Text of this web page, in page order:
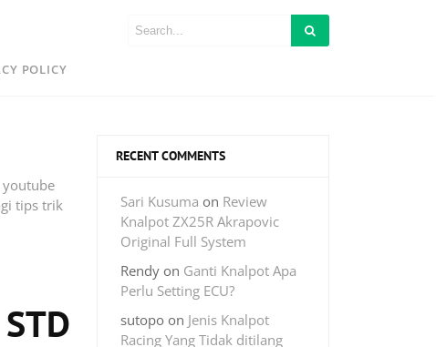
POLICY
youtube
tips trik
RECENT COMMENTS
Sari Kusuma on Review
Knalpot ZX25R Akrapovic
Original Full System
Rendy on Ganti Knalpot Apa
Perlu Setting ECU?
sutopo on Jenis Knalpot
Racing Yang Tidak ditilang